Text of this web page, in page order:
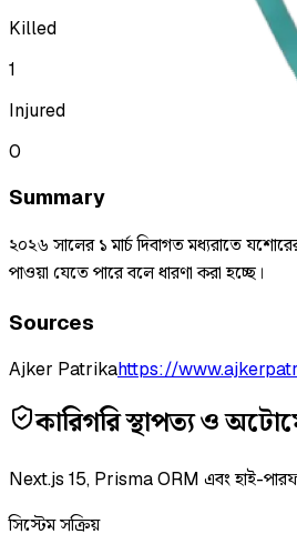
Killed
1
Injured
0
Summary
২০২৬ সালের ১ মার্চ দিবাগত মধ্যরাতে
পাওয়া যেতে পারে বলে ধারণা করা হচ্ছে।
Sources
Ajker Patrikahttps://
কারিগরি স্থাপত্য ও
Next.js 15, Prisma ORM এবং হাই-
সিস্টেম সক্রিয়